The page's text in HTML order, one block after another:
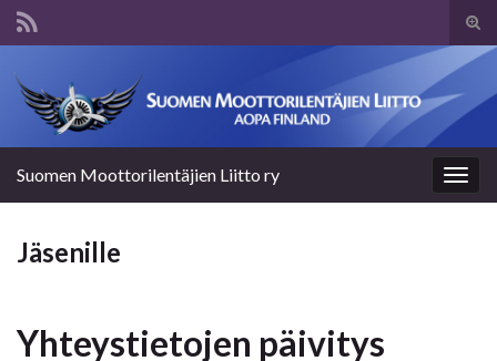
Suomen Moottorilentäjien Liitto ry
Jäsenille
Yhteystietojen päivitys